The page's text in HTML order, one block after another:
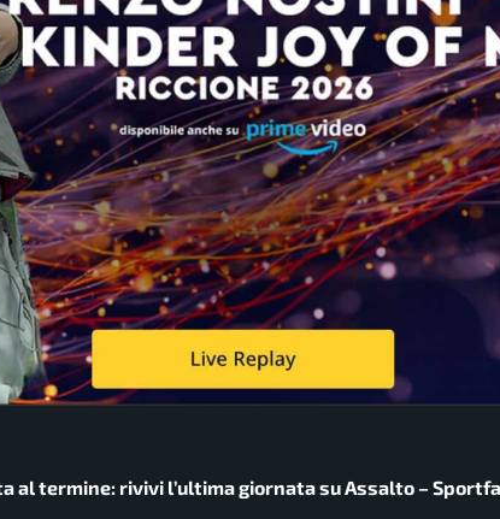
al termine: rivivi l’ultima giornata su Assalto –